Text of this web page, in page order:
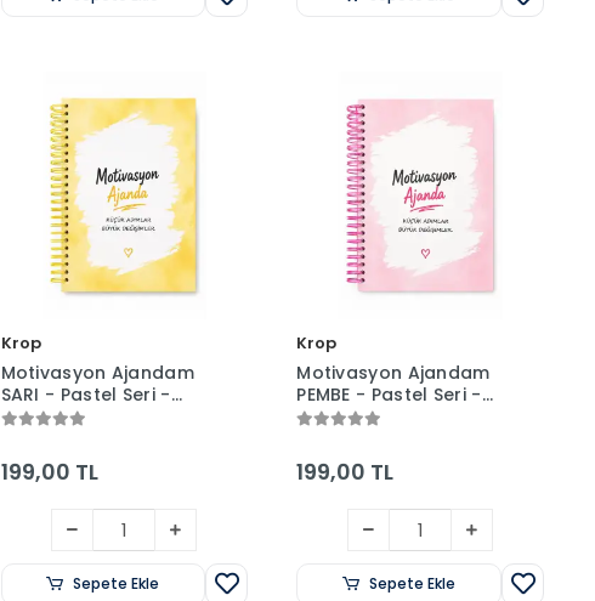
Krop
Motivasyon Ajandam
SARI - Pastel Seri -
Stickerlı - Tarihsiz -
199,00 TL
Sepete Ekle
Krop
Motivasyon Ajandam
PEMBE - Pastel Seri -
Stickerlı - Tarihsiz -
199,00 TL
Sepete Ekle